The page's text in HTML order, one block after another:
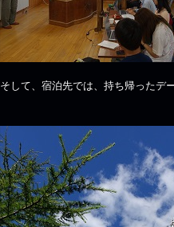
そして、宿泊先では、持ち帰ったデ